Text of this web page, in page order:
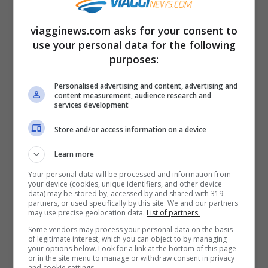
molto disponibili e affettuose.
gambe stese e giunte; le mani lungo il
corpo oppure una di esse sotto il cuscino):
E’ una postura che indica una persona
molto socievole ed aperta verso gli altri,
che concede molta fiducia, rischiando
delusioni, che ha bisogno di stare in un
gruppo.
Posizione richiedente(sul fianco, con
viagginews.com asks for your consent to
use your personal data for the following
purposes:
Personalised advertising and content, advertising and
content measurement, audience research and
services development
Store and/or access information on a device
Learn more
Your personal data will be processed and information from
your device (cookies, unique identifiers, and other device
data) may be stored by, accessed by and shared with 319
partners, or used specifically by this site. We and our partners
may use precise geolocation data. List of partners.
Some vendors may process your personal data on the basis
of legitimate interest, which you can object to by managing
your options below. Look for a link at the bottom of this page
or in the site menu to manage or withdraw consent in privacy